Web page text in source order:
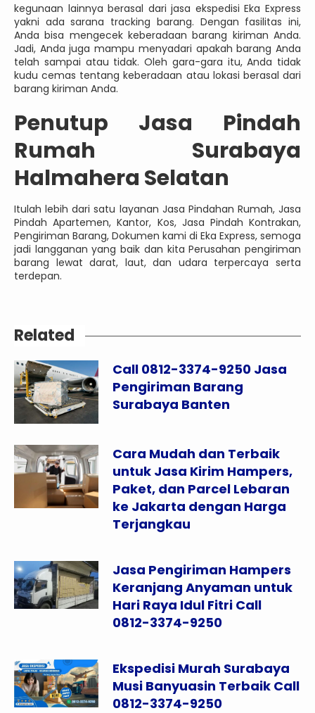
kegunaan lainnya berasal dari jasa ekspedisi Eka Express
yakni ada sarana tracking barang. Dengan fasilitas ini,
Anda bisa mengecek keberadaan barang kiriman Anda.
Jadi, Anda juga mampu menyadari apakah barang Anda
telah sampai atau tidak. Oleh gara-gara itu, Anda tidak
kudu cemas tentang keberadaan atau lokasi berasal dari
barang kiriman Anda.
Penutup Jasa Pindah
Rumah Surabaya
Halmahera Selatan
Itulah lebih dari satu layanan Jasa Pindahan Rumah, Jasa
Pindah Apartemen, Kantor, Kos, Jasa Pindah Kontrakan,
Pengiriman Barang, Dokumen kami di Eka Express, semoga
jadi langganan yang baik dan kita Perusahan pengiriman
barang lewat darat, laut, dan udara terpercaya serta
terdepan.
Related
Call 0812-3374-9250 Jasa
Pengiriman Barang
Surabaya Banten
Cara Mudah dan Terbaik
untuk Jasa Kirim Hampers,
Paket, dan Parcel Lebaran
ke Jakarta dengan Harga
Terjangkau
Jasa Pengiriman Hampers
Keranjang Anyaman untuk
Hari Raya Idul Fitri Call
0812-3374-9250
Ekspedisi Murah Surabaya
Musi Banyuasin Terbaik Call
0812-3374-9250